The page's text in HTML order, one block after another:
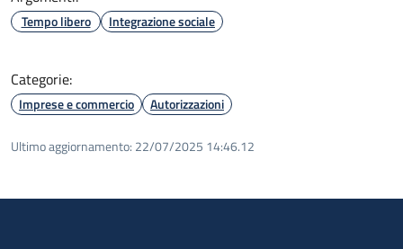
Tempo libero Integrazione sociale
Categorie:
Imprese e commercio Autorizzazioni
Ultimo aggiornamento: 22/07/2025 14:46.12